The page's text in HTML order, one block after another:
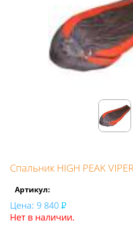
Спальник HIGH PEAK
Артикул:
Цена: 9 840
Нет в наличии.